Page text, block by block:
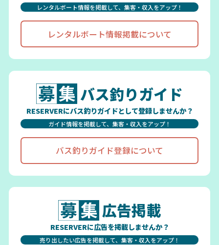
レンタルボート情報を掲載して、集客・収入をアップ！
レンタルボート情報掲載について
バス釣りガイド
RESERVERにバス釣りガイドとして登録しませんか？
ガイド情報を掲載して、集客・収入をアップ！
バス釣りガイド登録について
広告掲載
RESERVERに広告を掲載しませんか？
売り出したい広告を掲載して、集客・収入をアップ！